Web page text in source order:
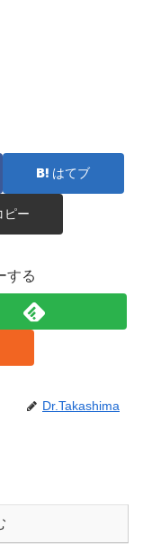
はてブ
ピー
する
Dr.Takashima